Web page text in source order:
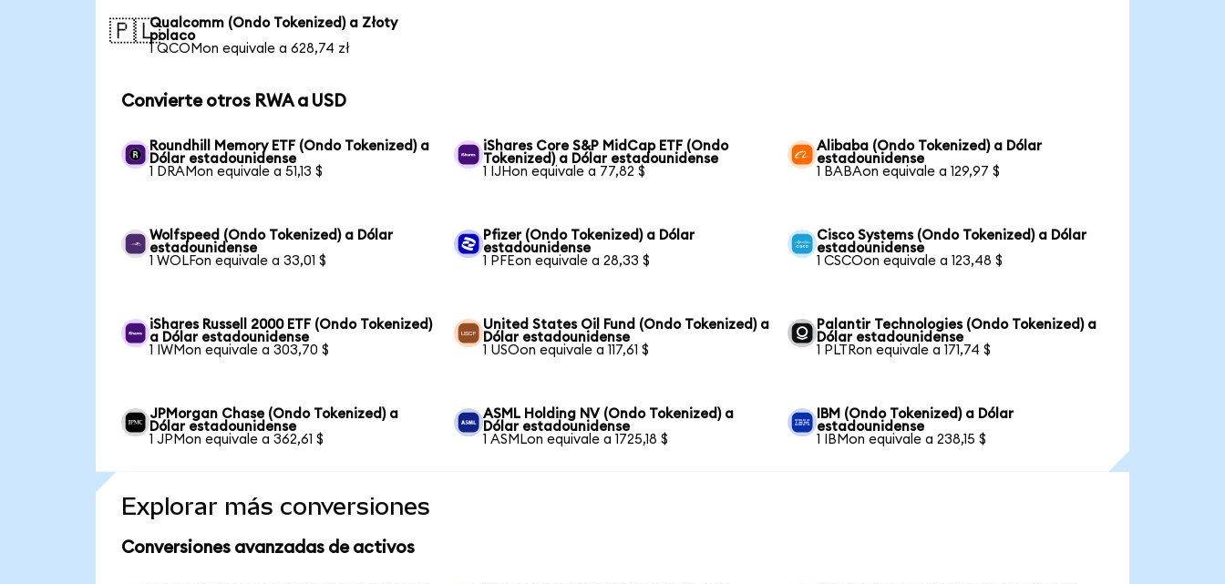
🇵🇱Qualcomm (Ondo Tokenized) a Złoty
polaco
1 QCOMon equivale a 628,74 zł
Convierte otros RWA a USD
Roundhill Memory ETF (Ondo Tokenized) a
Dólar estadounidense
1 DRAMon equivale a 51,13 $
iShares Core S&P MidCap ETF (Ondo
Tokenized) a Dólar estadounidense
1 IJHon equivale a 77,82 $
Alibaba (Ondo Tokenized) a Dólar
estadounidense
1 BABAon equivale a 129,97 $
Wolfspeed (Ondo Tokenized) a Dólar
estadounidense
1 WOLFon equivale a 33,01 $
Pfizer (Ondo Tokenized) a Dólar
estadounidense
1 PFEon equivale a 28,33 $
Cisco Systems (Ondo Tokenized) a Dólar
estadounidense
1 CSCOon equivale a 123,48 $
iShares Russell 2000 ETF (Ondo Tokenized)
a Dólar estadounidense
1 IWMon equivale a 303,70 $
United States Oil Fund (Ondo Tokenized) a
Dólar estadounidense
1 USOon equivale a 117,61 $
Palantir Technologies (Ondo Tokenized) a
Dólar estadounidense
1 PLTRon equivale a 171,74 $
JPMorgan Chase (Ondo Tokenized) a
Dólar estadounidense
1 JPMon equivale a 362,61 $
ASML Holding NV (Ondo Tokenized) a
Dólar estadounidense
1 ASMLon equivale a 1725,18 $
IBM (Ondo Tokenized) a Dólar
estadounidense
1 IBMon equivale a 238,15 $
Explorar más conversiones
Conversiones avanzadas de activos